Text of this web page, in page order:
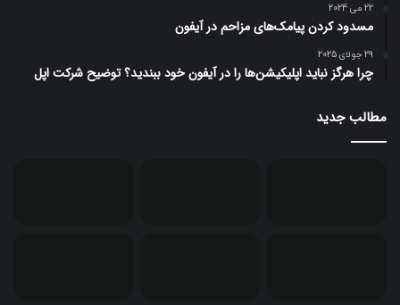
22 می 2024
مسدود کردن پیامک‌های مزاحم در آیفون
29 جولای 2025
چرا هرگز نباید اپلیکیشن‌ها را در آیفون خود ببندید؟ توضیح شرکت اپل
مطالب جدید